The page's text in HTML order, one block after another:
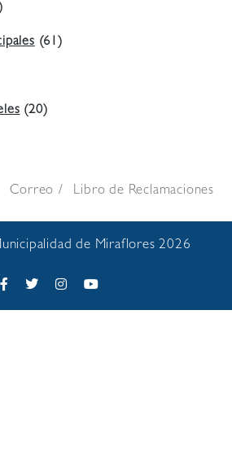
(61)
(20)
Correo Libro de Reclamaciones
de Miraflores 2026